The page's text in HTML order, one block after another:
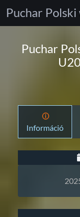
Puchar
Információ